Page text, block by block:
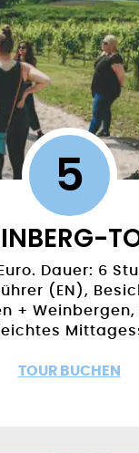
5
Dauer: 6
(EN),
+ Weinbergen,
TOUR BUCHEN